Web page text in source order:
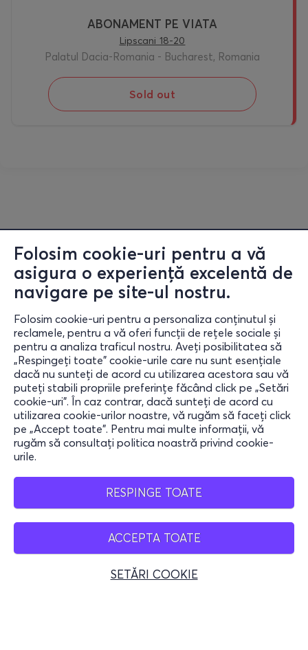
Folosim cookie-uri pentru a vă
asigura o experiență excelentă de
navigare pe site-ul nostru.
Folosim cookie-uri pentru a personaliza conținutul și
reclamele, pentru a vă oferi funcții de rețele sociale și
pentru a analiza traficul nostru. Aveți posibilitatea să
„Respingeți toate” cookie-urile care nu sunt esențiale
dacă nu sunteți de acord cu utilizarea acestora sau vă
puteți stabili propriile preferințe făcând click pe „Setări
cookie-uri”. În caz contrar, dacă sunteți de acord cu
utilizarea cookie-urilor noastre, vă rugăm să faceți click
pe „Accept toate”. Pentru mai multe informații, vă
rugăm să consultați politica noastră privind cookie-
urile.
RESPINGE TOATE
ACCEPTA TOATE
SETĂRI COOKIE
ABONAMENT PE VIATA
Lipscani 18-20
Palatul Dacia-Romania - Bucharest, Romania
Sold out
Informații
Ajutor
Rămâi conectat
Mobile App